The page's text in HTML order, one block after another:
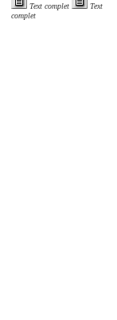
Text complet
Text
complet